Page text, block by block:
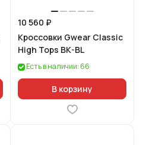
10 560 ₽
Кроссовки Gwear Classic
High Tops BK-BL
Есть в наличии: 66
В корзину